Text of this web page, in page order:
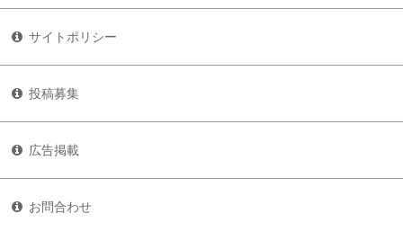
サイトポリシー
投稿募集
広告掲載
お問合わせ